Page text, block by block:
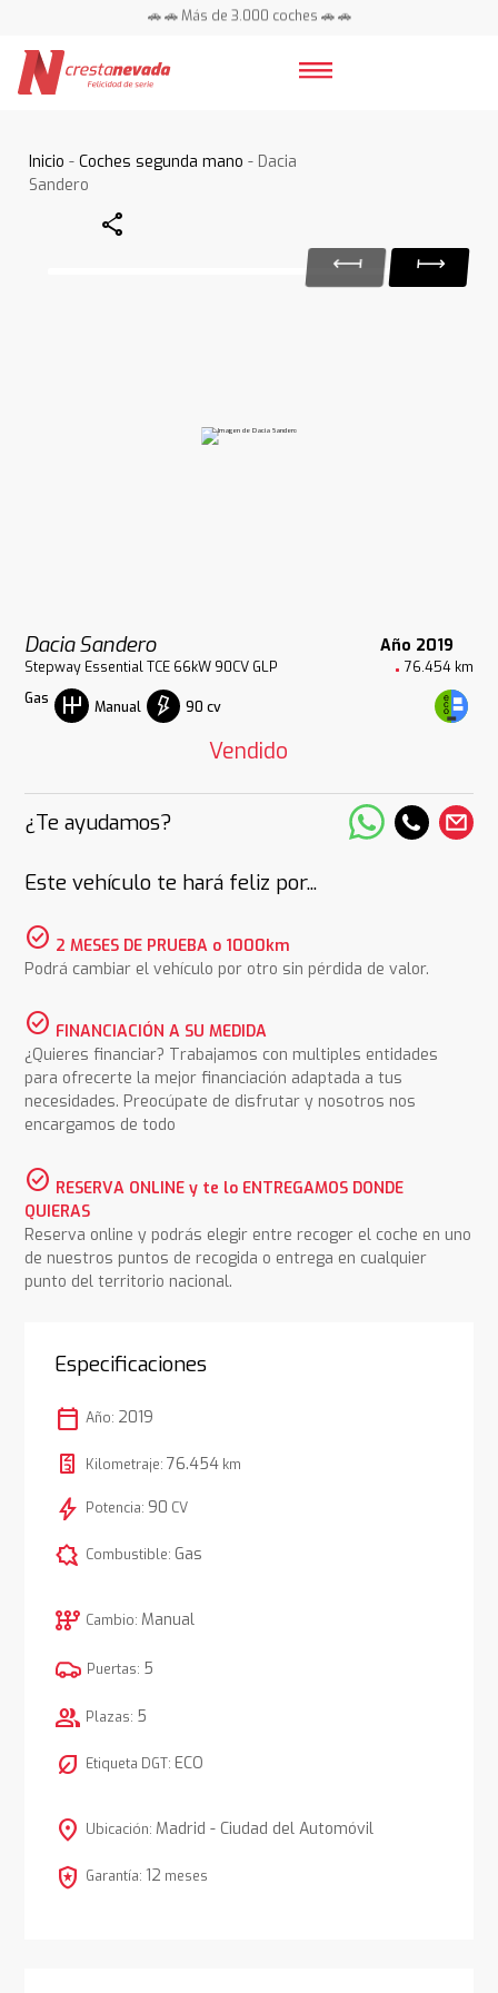
🚗 🚗 Más de 3.000 coches 🚗 🚗
Inicio -Coches segunda mano - Dacia
Sandero
Share
Dacia Sandero Año 2019
Stepway Essential TCE 66kW 90CV GLP
76.454 km
Gas
Manual 90 cv
Vendido
¿Te ayudamos?
Este vehículo te hará feliz por...
check_circle 2 MESES DE PRUEBA o 1000km
Podrá cambiar el vehículo por otro sin pérdida de valor.
check_circle FINANCIACIÓN A SU MEDIDA
¿Quieres financiar? Trabajamos con multiples entidades
para ofrecerte la mejor financiación adaptada a tus
necesidades. Preocúpate de disfrutar y nosotros nos
encargamos de todo
check_circle RESERVA ONLINE y te lo ENTREGAMOS DONDE
QUIERAS
Reserva online y podrás elegir entre recoger el coche en uno
de nuestros puntos de recogida o entrega en cualquier
punto del territorio nacional.
Especificaciones
calendar_today Año: 2019
Kilometraje: 76.454km
bolt Potencia: 90 CV
comic_bubble Combustible: Gas
auto_transmission Cambio: Manual
Puertas: 5
group Plazas: 5
nest_eco_leaf Etiqueta DGT: ECO
location_on Ubicación: Madrid - Ciudad del Automóvil
local_police Garantía: 12 meses